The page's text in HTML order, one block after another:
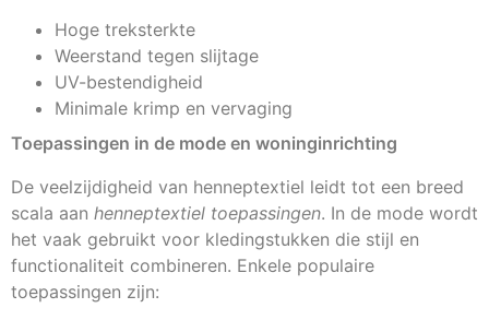
Hoge treksterkte
Weerstand tegen slijtage
UV-bestendigheid
Minimale krimp en vervaging
Toepassingen in de mode en woninginrichting
De veelzijdigheid van henneptextiel leidt tot een breed
scala aan henneptextiel toepassingen. In de mode wordt
het vaak gebruikt voor kledingstukken die stijl en
functionaliteit combineren. Enkele populaire
toepassingen zijn: